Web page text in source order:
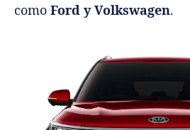
como Ford y Volkswagen.